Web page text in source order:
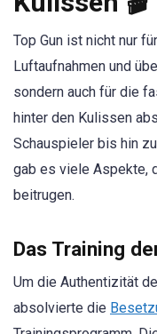
Top Gun ist nicht nur
Luftaufnahmen und
sondern auch für die
hinter den Kulissen
Schauspieler bis hin
gab es viele Aspekte,
beitrugen.
Das Training
Um die Authentizität
absolvierte die